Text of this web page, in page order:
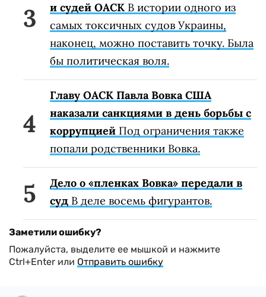
и судей ОАСК В истории одного из
самых токсичных судов Украины,
наконец, можно поставить точку. Была
бы политическая воля.
Главу ОАСК Павла Вовка США
наказали санкциями в день борьбы с
коррупцией Под ограничения также
попали родственники Вовка.
Дело о «пленках Вовка» передали в
суд В деле восемь фигурантов.
Заметили ошибку?
Пожалуйста, выделите ее мышкой и нажмите
Ctrl+Enter или Отправить ошибку